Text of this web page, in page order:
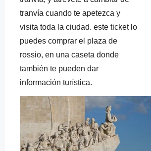
tranvía cuando te apetezca y
visita toda la ciudad. este ticket lo
puedes comprar el plaza de
rossio, en una caseta donde
también te pueden dar
información turística.